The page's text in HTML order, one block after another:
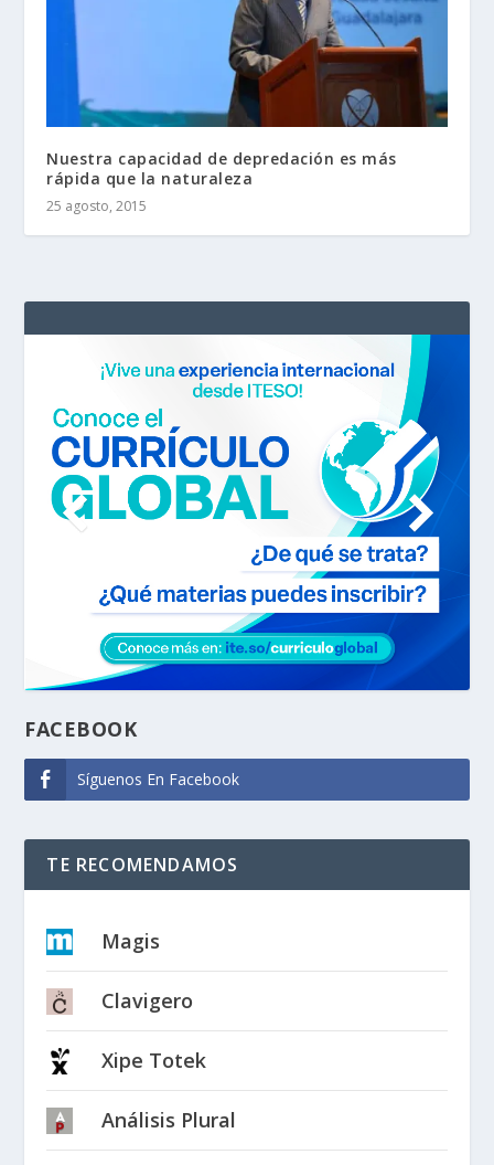
Nuestra capacidad de depredación es más
rápida que la naturaleza
25 agosto, 2015
FACEBOOK
Síguenos En Facebook
TE RECOMENDAMOS
Magis
Clavigero
Xipe Totek
Análisis Plural